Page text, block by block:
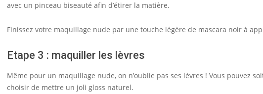
avec un pinceau biseauté afin d’étirer la matière.
Finissez votre maquillage nude par une touche légère de mascara noir à
Etape 3 : maquiller les lèvres
Même pour un maquillage nude, on n’oublie pas ses lèvres ! Vous pouvez
choisir de mettre un joli gloss naturel.